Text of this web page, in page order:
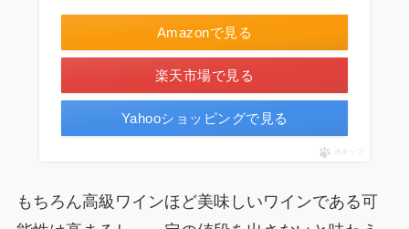
Amazonで見る
楽天市場で見る
Yahooショッピングで見る
ポチップ
もちろん高級ワインほど美味しいワインである可